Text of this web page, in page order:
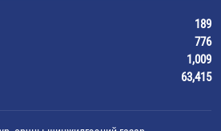
189
776
1,009
63,415